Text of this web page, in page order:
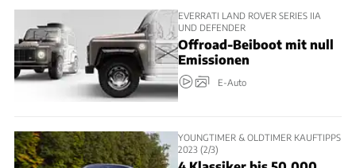
EVERRATI LAND ROVER SERIES IIA
UND DEFENDER
Offroad-Beiboot mit null
Emissionen
E-Auto
YOUNGTIMER & OLDTIMER KAUFTIPPS
2023 (2/3)